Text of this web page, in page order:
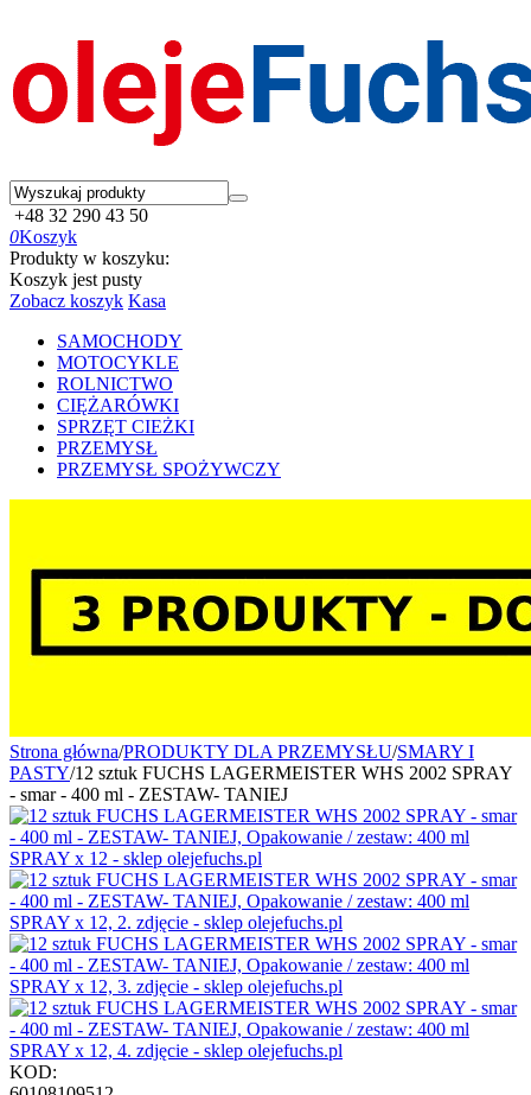
+48 32 290 43 50
0Koszyk
Produkty w koszyku:
Koszyk jest pusty
Zobacz koszyk Kasa
SAMOCHODY
MOTOCYKLE
ROLNICTWO
CIĘŻARÓWKI
SPRZĘT CIEŻKI
PRZEMYSŁ
PRZEMYSŁ SPOŻYWCZY
Strona główna/PRODUKTY DLA PRZEMYSŁU/SMARY I
PASTY/12 sztuk FUCHS LAGERMEISTER WHS 2002 SPRAY
- smar - 400 ml - ZESTAW- TANIEJ
KOD: